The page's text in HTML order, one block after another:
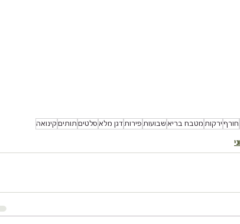
חורף ירקות מטבח בריא שבועות פירות דגן מלא סלטים תותים קינואה